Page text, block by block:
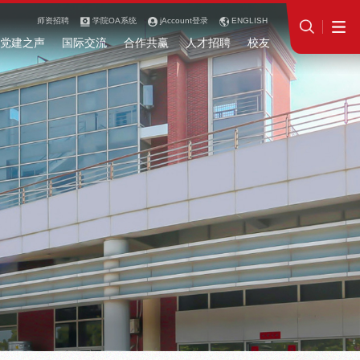
师资招聘 学院OA系统 jAccount登录 ENGLISH
党建之声 国际交流 合作共赢 人才招聘 校友